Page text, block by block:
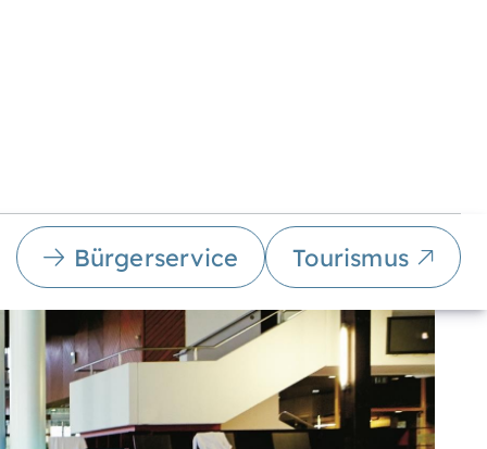
Bürgerservice Tourismus